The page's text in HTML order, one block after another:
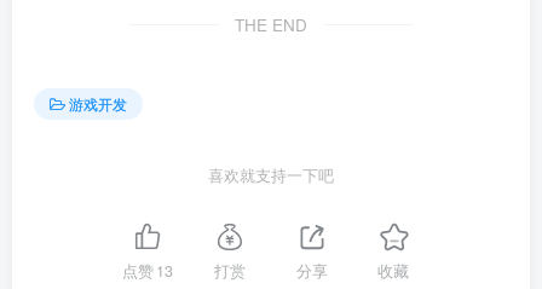
THE END
游戏开发
喜欢就支持一下吧
点赞13 打赏 分享 收藏